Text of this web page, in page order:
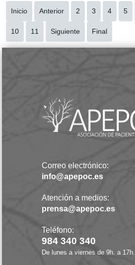
Inicio Anterior 2 3 4 5
10 11 Siguiente Final
Correo electrónico:
info@apepoc.es
Atención a medios:
prensa@apepoc.es
Teléfono:
984 340 340
De lunes a viernes de 9h. a 17h.